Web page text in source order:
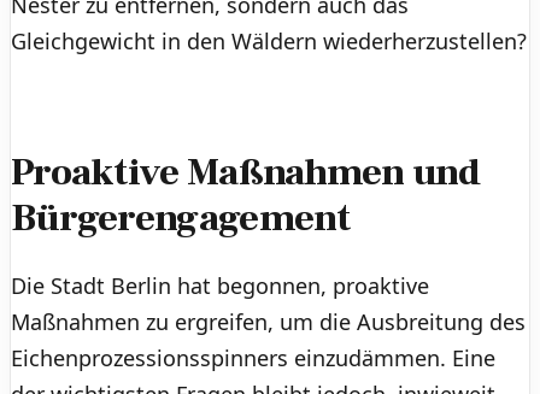
Gleichgewicht in den Wäldern wiederherzustellen?
Proaktive Maßnahmen und
Bürgerengagement
Die Stadt Berlin hat begonnen, proaktive
Maßnahmen zu ergreifen, um die Ausbreitung des
Eichenprozessionsspinners einzudämmen. Eine